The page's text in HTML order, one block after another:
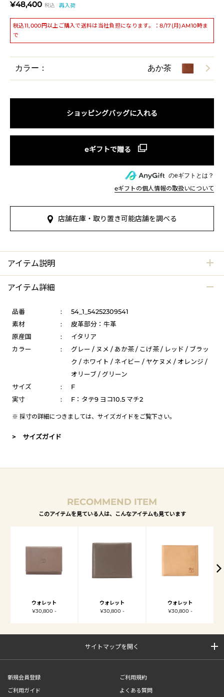
¥48,400 税込 再入荷
税込11,000円以上ご購入で送料は当社負担になります。：8/17(月)AM10時ま
で
カラー： あか茶
ショッピングバッグに入れる
のeギフトとは？
eギフトの個人情報の取扱いについて
店舗在庫・取り置き可能店舗を調べる
アイテム説明
アイテム詳細
品番 :
54_1_54252309541
素材
:
皮革部分：牛革
原産国
:
イタリア
カラー
:
グレー / ヌメ / あか茶 / こげ茶 / レッド / ブラッ
ク / ホワイト / ネイビー / ヤケヌメ / オレンジ /
オリーブ / グリーン
サイズ
:
F
実寸
: F：タテ9 ヨコ10.5 マチ2
※ 採寸の詳細につきましては、 サイズガイドをご覧下さい。
> サイズガイド
RECOMMEND ITEM
このアイテムを見ている人は、こんなアイテムも見ています
ウォレット
¥30,800 -
ウォレット
¥30,800 -
ウォレット
¥30,800 -
サイトマップを開く
新規会員登録
ご利用規約
ご利用ガイド
よくある質問